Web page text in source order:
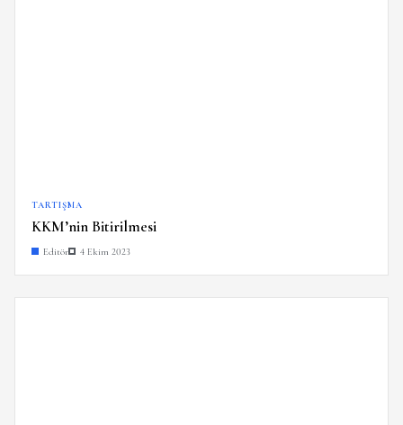
TARTIŞMA
KKM’nin Bitirilmesi
Editör 4 Ekim 2023